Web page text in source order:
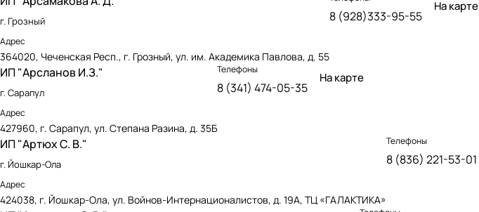
г. Грозный
Адрес
364020, Чеченская Респ., г. Грозный, ул. им. Академика Павлова, д. 55
8 (928)333-95-55
На карте
ИП "Арсланов И.З."
г. Сарапул
Адрес
427960, г. Сарапул, ул. Степана Разина, д. 35Б
Телефоны
8 (341) 474-05-35
На карте
ИП "Артюх С. В."
г. Йошкар-Ола
Адрес
424038, г. Йошкар-Ола, ул. Войнов-Интернационалистов, д. 19А, ТЦ «ГАЛАКТИКА»
Телефоны
8 (836) 221-53-01